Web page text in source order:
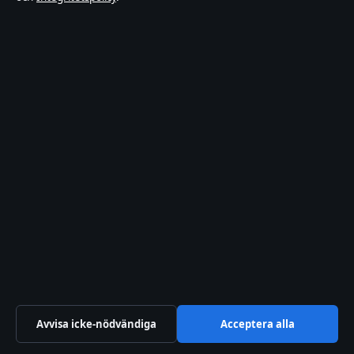
reglering
Sport
Avvisa icke-nödvändiga Acceptera alla